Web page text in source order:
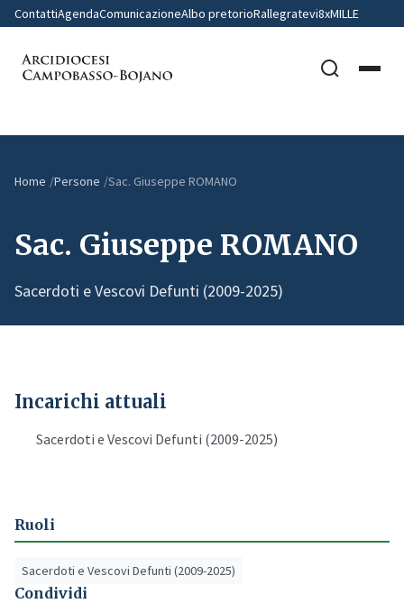
ContattiAgendaComunicazioneAlbo pretorioRallegratevi8xMILLE
Home Persone Sac. Giuseppe ROMANO
Sac. Giuseppe ROMANO
Sacerdoti e Vescovi Defunti (2009-2025)
Incarichi attuali
Sacerdoti e Vescovi Defunti (2009-2025)
Ruoli
Sacerdoti e Vescovi Defunti (2009-2025)
Condividi